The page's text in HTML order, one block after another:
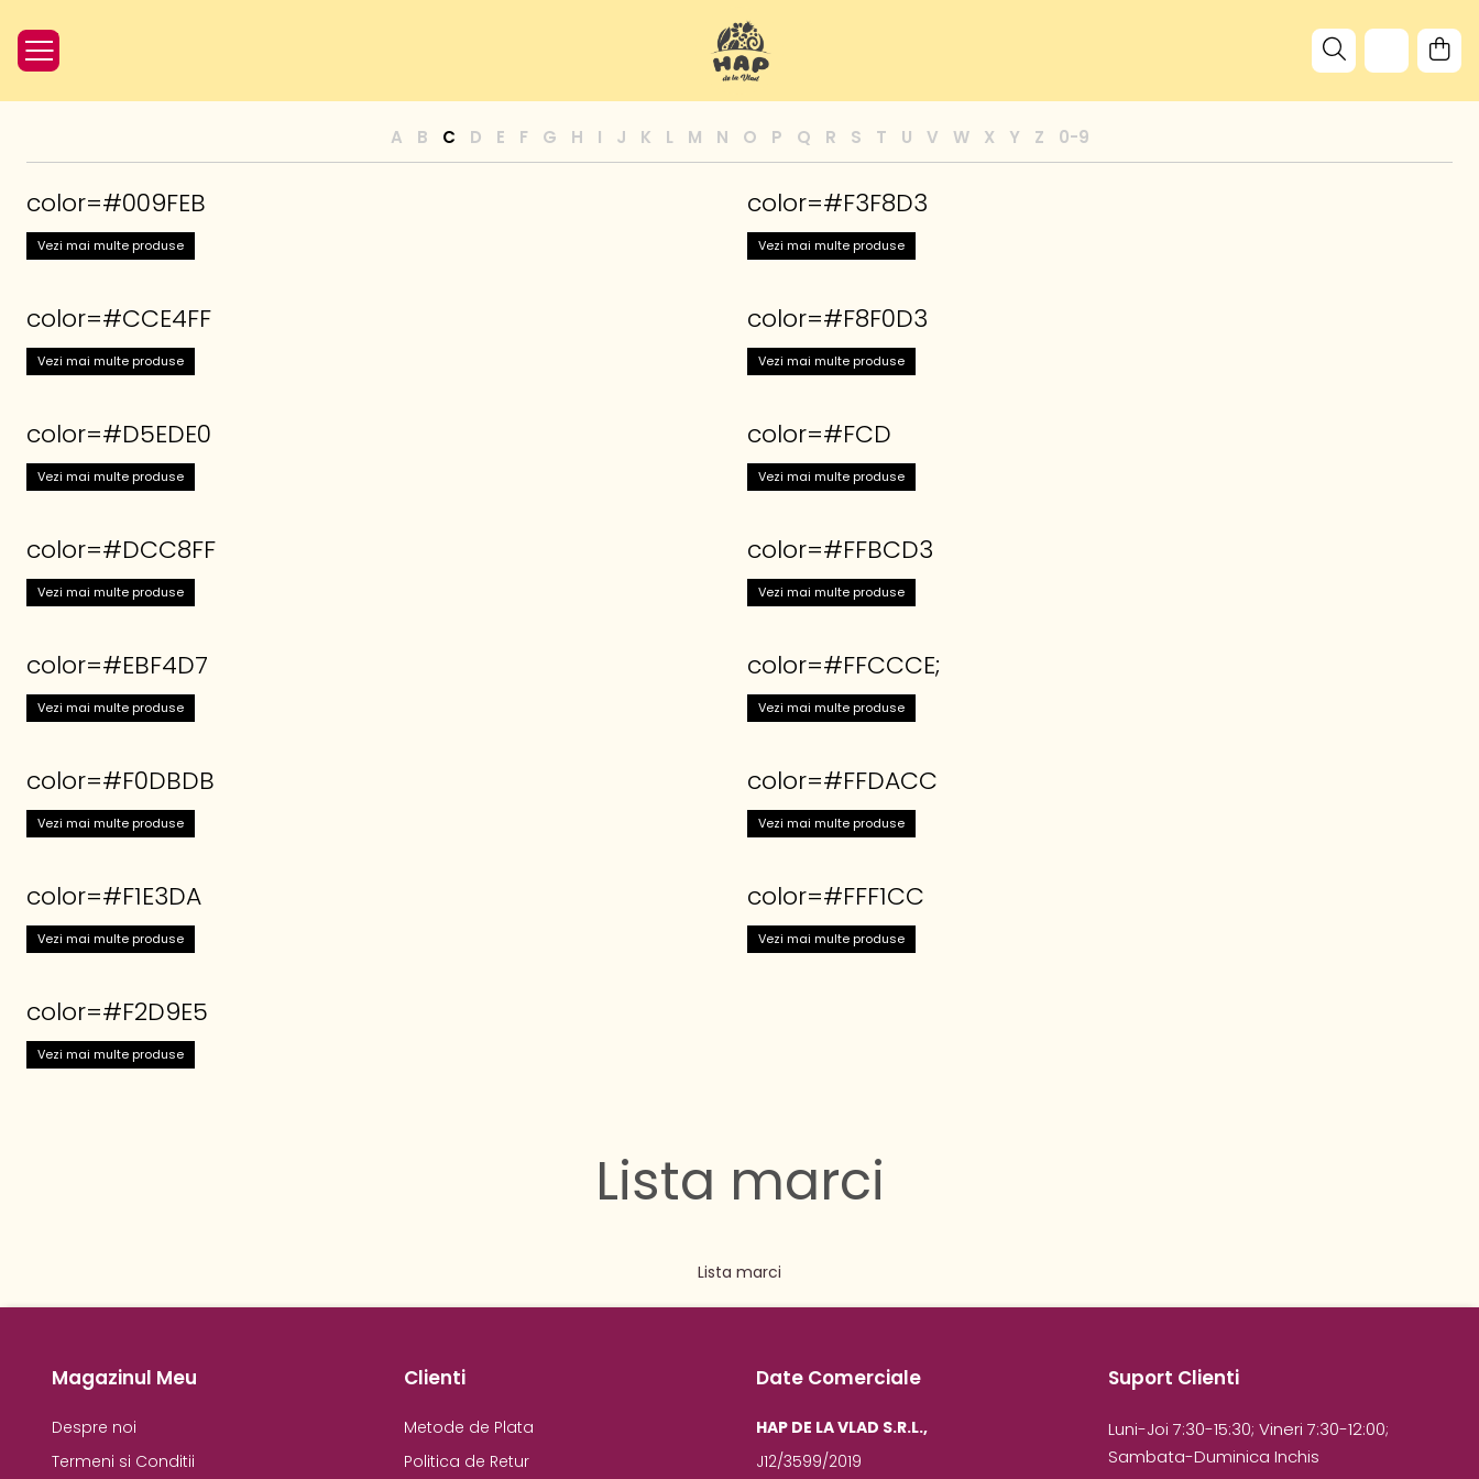
A B C D E F G H I J K L M N O P Q R S T U V W X Y Z 0-9
color=#009FEB
Vezi mai multe produse
color=#CCE4FF
Vezi mai multe produse
color=#D5EDE0
Vezi mai multe produse
color=#DCC8FF
Vezi mai multe produse
color=#EBF4D7
Vezi mai multe produse
color=#F0DBDB
Vezi mai multe produse
color=#F1E3DA
Vezi mai multe produse
color=#F2D9E5
Vezi mai multe produse
color=#F3F8D3
Vezi mai multe produse
color=#F8F0D3
Vezi mai multe produse
color=#FCD
Vezi mai multe produse
color=#FFBCD3
Vezi mai multe produse
color=#FFCCCE;
Vezi mai multe produse
color=#FFDACC
Vezi mai multe produse
color=#FFF1CC
Vezi mai multe produse
Lista marci
Lista marci
Magazinul Meu
Despre noi
Termeni si Conditii
Clienti
Metode de Plata
Politica de Retur
Date Comerciale
HAP DE LA VLAD S.R.L.,
J12/3599/2019
Suport Clienti
Luni-Joi 7:30-15:30; Vineri 7:30-12:00;
Sambata-Duminica Inchis